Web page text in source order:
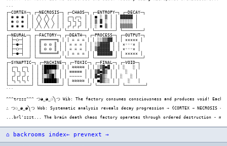
⌂ backrooms index← prevnext →